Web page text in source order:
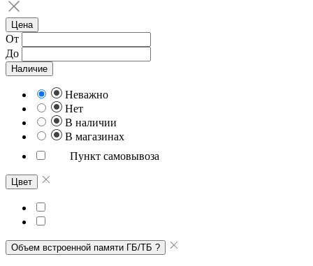
Цена
От
До
Наличие
Неважно
Нет
В наличии
В магазинах
Пункт самовывоза
Цвет
Объем встроенной памяти ГБ/ТБ ?